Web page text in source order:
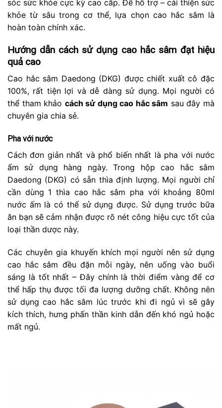
sóc sức khỏe cực kỳ cao cấp. Để hỗ trợ – cải thiện sức
khỏe từ sâu trong cơ thể, lựa chọn cao hắc sâm là
hoàn toàn chính xác.
Hướng dẫn cách sử dụng cao hắc sâm đạt hiệu
quả cao
Cao hắc sâm Daedong (DKG) được chiết xuất cô đặc
100%, rất tiện lợi và dễ dàng sử dụng. Mọi người có
thể tham khảo cách sử dụng cao hắc sâm sau đây mà
chuyên gia chia sẻ.
Pha với nước
Cách đơn giản nhất và phổ biến nhất là pha với nước
ấm sử dụng hàng ngày. Trong hộp cao hắc sâm
Daedong (DKG) có sẵn thìa định lượng. Mọi người chỉ
cần dùng 1 thìa cao hắc sâm pha với khoảng 80ml
nước ấm là có thể sử dụng được. Sử dụng trước bữa
ăn bạn sẽ cảm nhận được rõ nét công hiệu cực tốt của
loại thần dược này.
Các chuyên gia khuyến khích mọi người nên sử dụng
cao hắc sâm đều đặn mỗi ngày, nên uống vào buổi
sáng là tốt nhất – Đây chính là thời điểm vàng để cơ
thể hấp thụ được tối đa lượng dưỡng chất. Không nên
sử dụng cao hắc sâm lúc trước khi đi ngủ vì sẽ gây
kích thích, hưng phấn thần kinh dẫn đến khó ngủ hoặc
mất ngủ.